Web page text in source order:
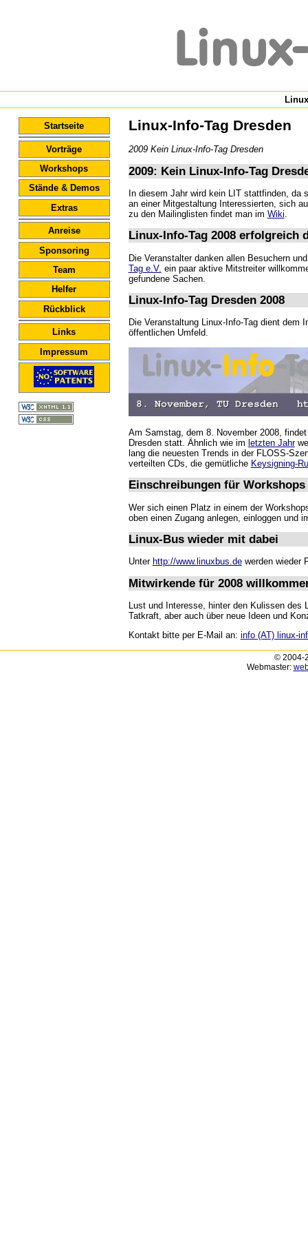
Startseite
Vorträge
Workshops
Stände & Demos
Extras
Anreise
Sponsoring
Team
Helfer
Rückblick
Links
Impressum
Linux-Info-Tag Dresden
2009 Kein Linux-Info-Tag Dresden
2009: Kein Linux-Info-Tag
In diesem Jahr wird kein LIT stattfinden, da
an einer Mitgestaltung Interessierten, sich
zu den Mailinglisten findet man im Wiki
Linux-Info-Tag 2008 erfolgreich
Die Veranstalter danken allen Besuchern
Tag e.V. ein paar aktive Mitstreiter
gefundene Sachen.
Linux-Info-Tag Dresden 2008
Die Veranstaltung Linux-Info-Tag dient
öffentlichen Umfeld.
Am Samstag, dem 8. November 2008,
Dresden statt. Ähnlich wie im letzten Jahr
lang die neuesten Trends in der FLOSS-
verteilten CDs, die gemütliche Keysigning-
Einschreibungen für Workshops
Wer sich einen Platz in einem der
oben einen Zugang anlegen, einloggen und
Linux-Bus wieder mit dabei
Unter http://www.linuxbus.dewerden wieder
Mitwirkende für 2008
Lust und Interesse, hinter den Kulissen des
Tatkraft, aber auch über neue Ideen und
Kontakt bitte per E-Mail an: info (AT) linux-
© 2004-
Webmaster: